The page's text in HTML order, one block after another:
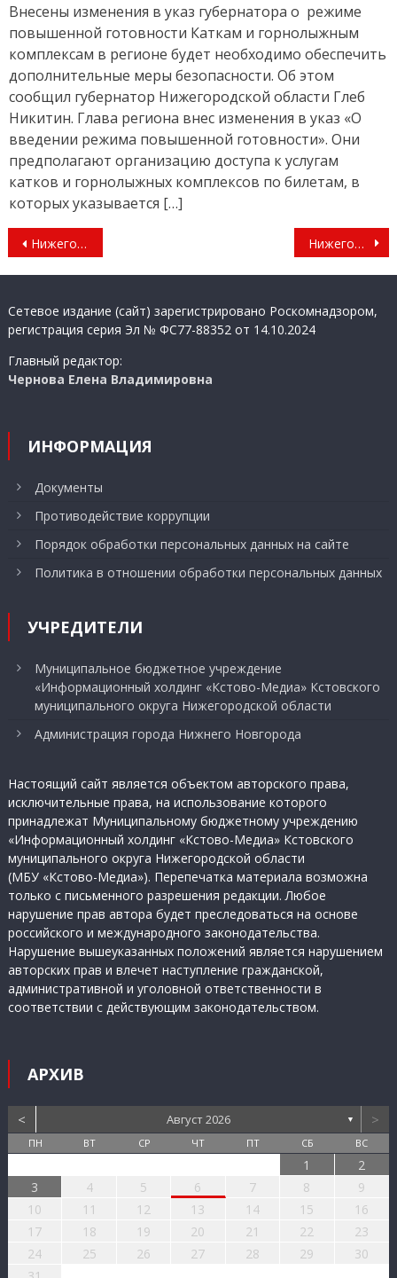
Внесены изменения в указ губернатора о режиме
повышенной готовности Каткам и горнолыжным
комплексам в регионе будет необходимо обеспечить
дополнительные меры безопасности. Об этом
сообщил губернатор Нижегородской области Глеб
Никитин. Глава региона внес изменения в указ «О
введении режима повышенной готовности». Они
предполагают организацию доступа к услугам
катков и горнолыжных комплексов по билетам, в
которых указывается […]
Навигация
по
Нижегородские школьники могут принять участие во Всероссийской акции «Посвящение учителям» Нижегородский врач рассказала, как выйти из депрессии
Сетевое издание (сайт) зарегистрировано Роскомнадзором,
регистрация серия Эл № ФС77-88352 от 14.10.2024
Главный редактор:
Чернова Елена Владимировна
ИНФОРМАЦИЯ
Документы
Противодействие коррупции
Порядок обработки персональных данных на сайте
Политика в отношении обработки персональных данных
УЧРЕДИТЕЛИ
Муниципальное бюджетное учреждение
«Информационный холдинг «Кстово-Медиа» Кстовского
муниципального округа Нижегородской области
Администрация города Нижнего Новгорода
Настоящий сайт является объектом авторского права,
исключительные права, на использование которого
принадлежат Муниципальному бюджетному учреждению
«Информационный холдинг «Кстово-Медиа» Кстовского
муниципального округа Нижегородской области
(МБУ «Кстово-Медиа»). Перепечатка материала возможна
только с письменного разрешения редакции. Любое
нарушение прав автора будет преследоваться на основе
российского и международного законодательства.
Нарушение вышеуказанных положений является нарушением
авторских прав и влечет наступление гражданской,
административной и уголовной ответственности в
соответствии с действующим законодательством.
АРХИВ
< Август 2026 ▼ >
ПН ВТ СР ЧТ ПТ СБ ВС
1
2
3
4 5 6 7 8
9
10
11 12 13 14 15
16
17
18 19 20 21 22
23
24
25 26 27 28 29
30